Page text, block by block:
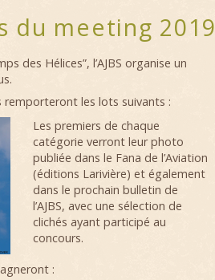
du meeting 2019
des Hélices”, l’AJBS organise un
les lots suivants :
Les premiers de chaque
catégorie verront leur photo
publiée dans le Fana de l’Aviation
(éditions Larivière) et également
dans le prochain bulletin de
l’AJBS, avec une sélection de
clichés ayant participé au
concours.
: